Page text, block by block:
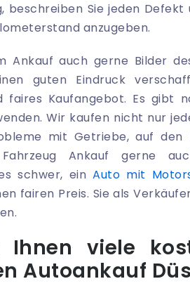
beschreiben Sie jeden
anzugeben.
Ankauf auch gerne Bilder
guten Eindruck
faires Kaufangebot. Es gibt
Wir kaufen nicht nur
mit Getriebe, auf den
Ankauf gerne
schwer, ein Auto mit
fairen Preis. Sie als
viele
Autoankauf